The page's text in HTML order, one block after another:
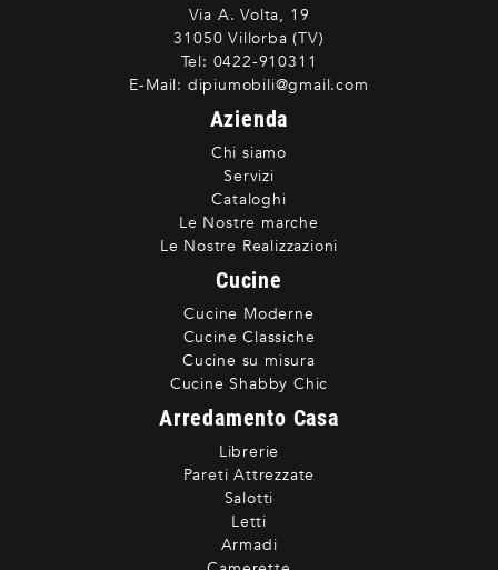
Via A. Volta, 19
31050 Villorba (TV)
Tel: 0422-910311
E-Mail: dipiumobili@gmail.com
Azienda
Chi siamo
Servizi
Cataloghi
Le Nostre marche
Le Nostre Realizzazioni
Cucine
Cucine Moderne
Cucine Classiche
Cucine su misura
Cucine Shabby Chic
Arredamento Casa
Librerie
Pareti Attrezzate
Salotti
Letti
Armadi